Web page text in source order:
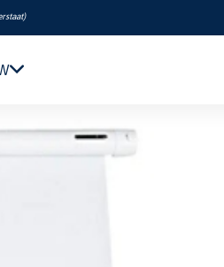
)
Navigatie & Elektronica
Motor & Techniek
720 mm x 320 mm